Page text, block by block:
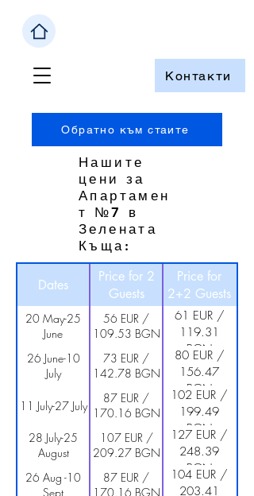
Контакти
Обратно към стаите
Нашите
цени за
Апартамен
т №7 в
Зелената
Къща:
Dates
Price for 2
Guests
Price for
2+2 Guests
20 May-25
June
56 EUR /
109.53 BGN
61 EUR /
119.31
BGN
26 June-10
July
73 EUR /
142.78 BGN
80 EUR /
156.47
BGN
11 July-27 July
87 EUR /
170.16 BGN
102 EUR /
199.49
BGN
28 July-25
August
107 EUR /
209.27 BGN
127 EUR /
248.39
BGN
26 Aug -10
Sept
87 EUR /
170.16 BGN
104 EUR /
203.41